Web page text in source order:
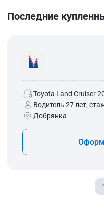
Последние
Toyota Land Cruiser
Водитель 27 лет,
Добрянка